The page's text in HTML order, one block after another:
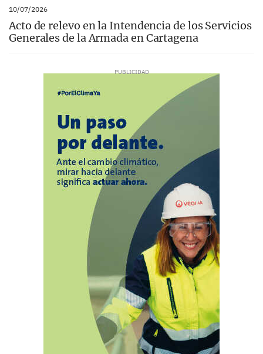
10/07/2026
Acto de relevo en la Intendencia de los Servicios
Generales de la Armada en Cartagena